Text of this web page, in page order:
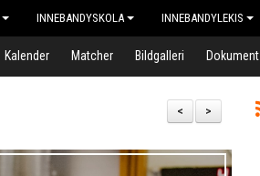
INNEBANDYSKOLA INNEBANDYLEKIS
Kalender Matcher Bildgalleri Dokument
>
<